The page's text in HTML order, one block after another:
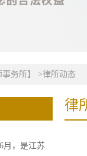
务所】 >律所动态
月，是江苏
律